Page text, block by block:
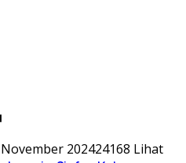
202424168 Lihat